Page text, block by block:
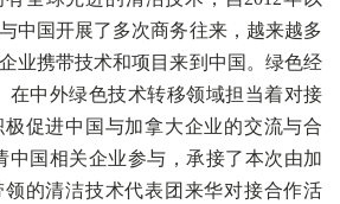
中国开展了多次商务往来，越来越多
业携带技术和项目来到中国。绿色经
在中外绿色技术转移领域担当着对接
促进中国与加拿大企业的交流与合
中国相关企业参与，承接了本次由加
的清洁技术代表团来华对接合作活